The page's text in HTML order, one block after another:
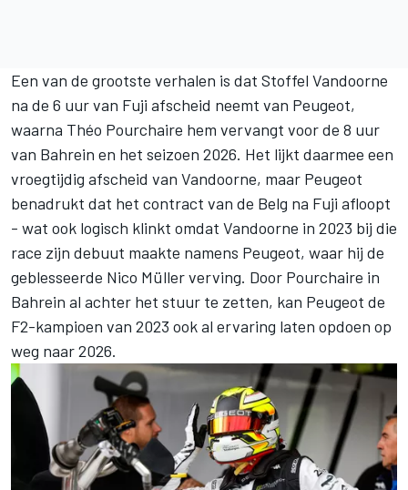
Een van de grootste verhalen is dat Stoffel Vandoorne
na de 6 uur van Fuji afscheid neemt van Peugeot,
waarna Théo Pourchaire hem vervangt voor de 8 uur
van Bahrein en het seizoen 2026. Het lijkt daarmee een
vroegtijdig afscheid van Vandoorne, maar Peugeot
benadrukt dat het contract van de Belg na Fuji afloopt
- wat ook logisch klinkt omdat Vandoorne in 2023 bij die
race zijn debuut maakte namens Peugeot, waar hij de
geblesseerde Nico Müllerverving. Door Pourchaire in
Bahrein al achter het stuur te zetten, kan Peugeot de
F2-kampioen van 2023 ook al ervaring laten opdoen op
weg naar 2026.